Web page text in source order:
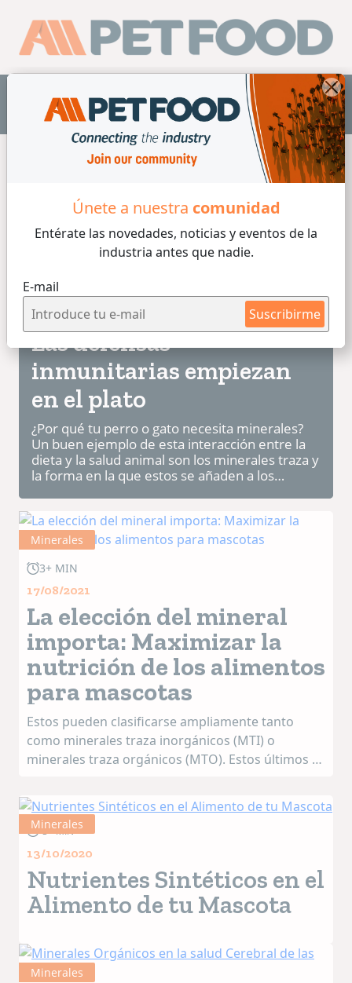
Únete a nuestra comunidad
Entérate las novedades, noticias y eventos de la
industria antes que nadie.
E-mail
Suscribirme
ES
Minerales
4 min de lectura
29/09/2022
Las defensas
inmunitarias empiezan
en el plato
¿Por qué tu perro o gato necesita minerales?
Un buen ejemplo de esta interacción entre la
dieta y la salud animal son los minerales traza y
la forma en la que estos se añaden a los
Minerales
3+ MIN
17/08/2021
La elección del mineral
importa: Maximizar la
nutrición de los alimentos
para mascotas
Estos pueden clasificarse ampliamente tanto
como minerales traza inorgánicos (MTI) o
minerales traza orgánicos (MTO). Estos últimos se
asociados de otra manera, con grupos de enlace
org&aacu...
Minerales
3+ MIN
13/10/2020
Nutrientes Sintéticos en el
Alimento de tu Mascota
Minerales